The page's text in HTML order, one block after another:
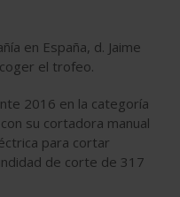
en España, d. Jaime
el trofeo.
2016 en la categoría
con su cortadora manual
para cortar
de corte de 317